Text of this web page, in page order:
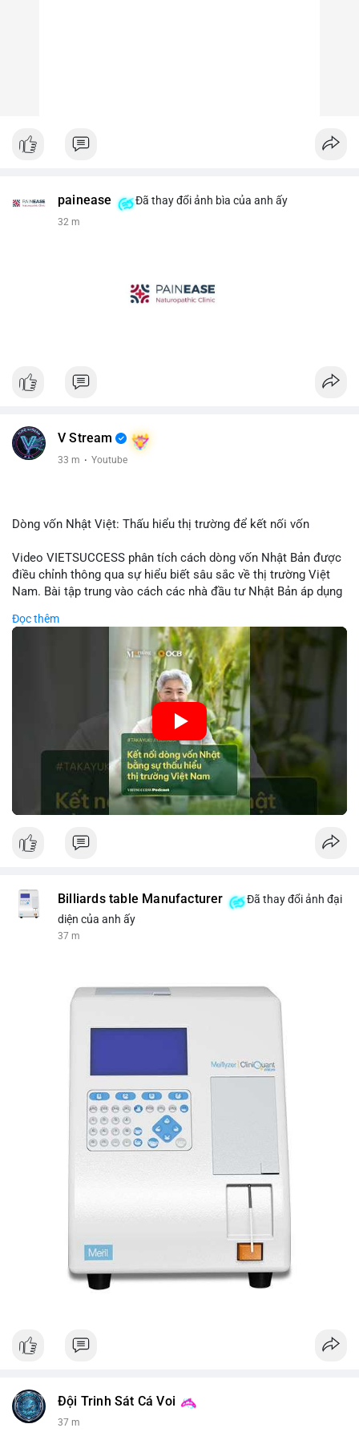
painease Đã thay đổi ảnh bìa của anh ấy
32 m
V Stream
33 m · Youtube
Dòng vốn Nhật Việt: Thấu hiểu thị trường để kết nối vốn
Video VIETSUCCESS phân tích cách dòng vốn Nhật Bản được
điều chỉnh thông qua sự hiểu biết sâu sắc về thị trường Việt
Nam. Bài tập trung vào cách các nhà đầu tư Nhật Bản áp dụng
đầu tư trực tiếp vào doanh nghiệp đến việc giao dịch tài chính.
Kết nối này không chỉ tạo cơ hội tăng trưởng cho Việt Nam mà
còn tạo ra động lực cho thị trường crypto địa phương khi các
nhà đầu tư đa quốc gia tìm kiếm cơ hội đa dạng. Các yếu tố
như chính sách tài chính Việt Nam, xu hướng đầu tư ESG, và
ổn định thị trường sẽ ảnh hưởng trực tiếp đến lưu lượng vốn
nhập khẩu từ Nhật Bản. Bài cũng nhấn mạnh vai trò của thông
tin thị trường chính xác trong việc giảm rủi ro khi kết nối các
thị trường khác nhau.
🎥 Xem video trực tiếp tại:
Đọc thêm
Billiards table Manufacturer
Đã thay đổi ảnh đại
diện của anh ấy
37 m
Đội Trinh Sát Cá Voi
37 m